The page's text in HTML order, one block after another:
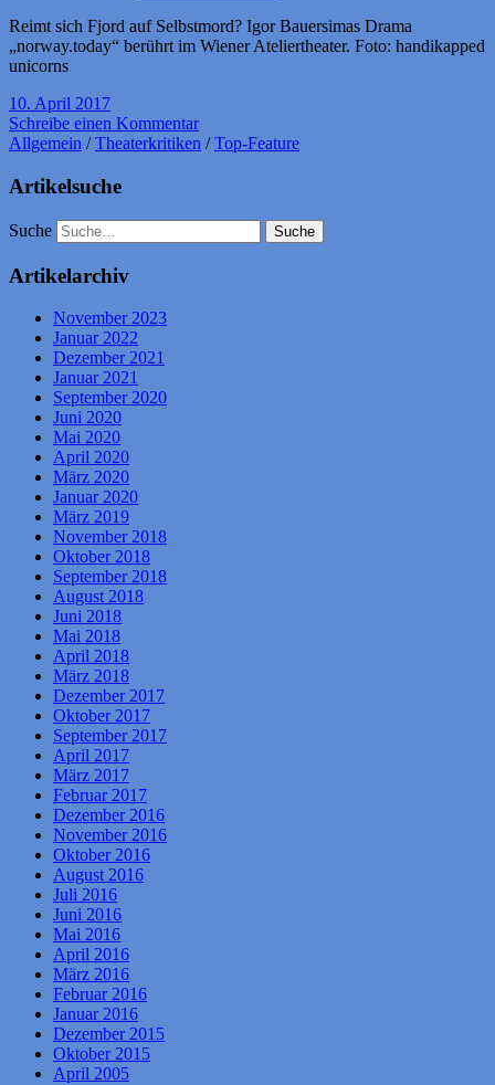
Reimt sich Fjord auf Selbstmord? Igor Bauersimas Drama
„norway.today“ berührt im Wiener Ateliertheater. Foto: handikapped
unicorns
10. April 2017
Schreibe einen Kommentar
Allgemein /Theaterkritiken /Top-Feature
Artikelsuche
Suche
Artikelarchiv
November 2023
Januar 2022
Dezember 2021
Januar 2021
September 2020
Juni 2020
Mai 2020
April 2020
März 2020
Januar 2020
März 2019
November 2018
Oktober 2018
September 2018
August 2018
Juni 2018
Mai 2018
April 2018
März 2018
Dezember 2017
Oktober 2017
September 2017
April 2017
März 2017
Februar 2017
Dezember 2016
November 2016
Oktober 2016
August 2016
Juli 2016
Juni 2016
Mai 2016
April 2016
März 2016
Februar 2016
Januar 2016
Dezember 2015
Oktober 2015
April 2005